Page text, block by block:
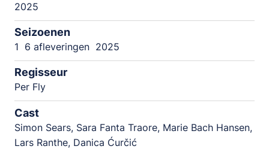
2025
Seizoenen
1 6 afleveringen 2025
Regisseur
Per Fly
Cast
Simon Sears, Sara Fanta Traore, Marie Bach Hansen,
Lars Ranthe, Danica Ćurčić